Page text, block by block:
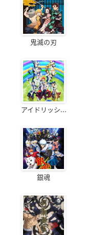
鬼滅の刃
アイドリッシ...
銀魂